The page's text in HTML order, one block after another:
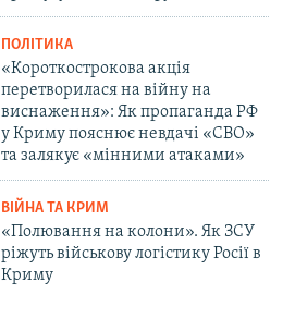
ПОЛІТИКА
«Короткострокова акція
перетворилася на війну на
виснаження»: Як пропаганда РФ
у Криму пояснює невдачі «СВО»
та залякує «мінними атаками»
ВІЙНА ТА КРИМ
«Полювання на колони». Як ЗСУ
ріжуть військову логістику Росії в
Криму